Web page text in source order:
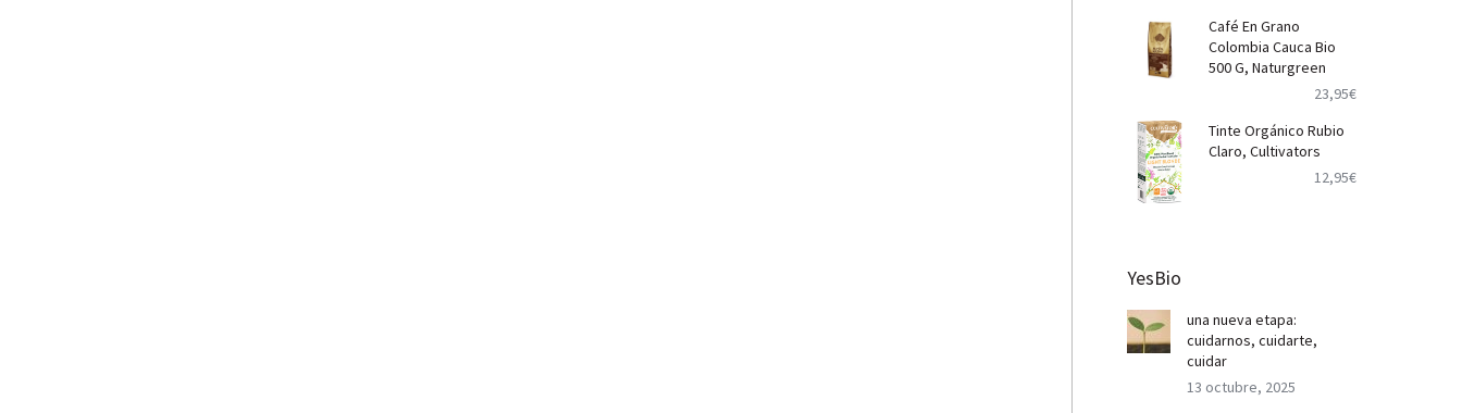
Café En Grano
Colombia Cauca Bio
500 G, Naturgreen
23,95€
Tinte Orgánico Rubio
Claro, Cultivators
12,95€
YesBio
una nueva etapa:
cuidarnos, cuidarte,
cuidar
13 octubre, 2025